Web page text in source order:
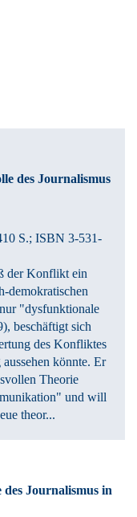
des Journalismus
S.; ISBN 3-531-
der Konflikt ein
demokratischen
"dysfunktionale
beschäftigt sich
des Konfliktes
könnte. Er
Theorie
und will
theor...
Journalismus in